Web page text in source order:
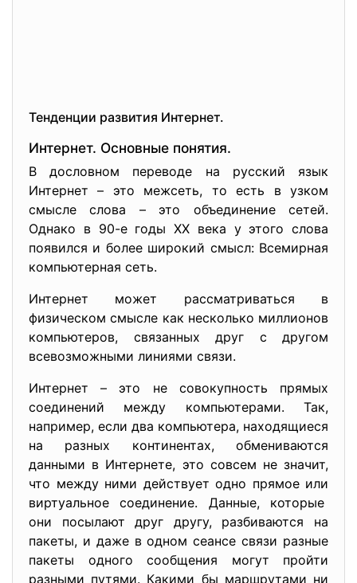
Тенденции развития Интернет.
Интернет. Основные понятия.
В дословном переводе на русский язык
Интернет – это межсеть, то есть в узком
смысле слова – это объединение сетей.
Однако в 90-е годы XX века у этого слова
появился и более широкий смысл: Всемирная
компьютерная сеть.
Интернет может рассматриваться в
физическом смысле как несколько миллионов
компьютеров, связанных друг с другом
всевозможными линиями связи.
Интернет – это не совокупность прямых
соединений между компьютерами. Так,
например, если два компьютера, находящиеся
на разных континентах, обмениваются
данными в Интернете, это совсем не значит,
что между ними действует одно прямое или
виртуальное соединение. Данные, которые
они посылают друг другу, разбиваются на
пакеты, и даже в одном сеансе связи разные
пакеты одного сообщения могут пройти
разными путями. Какими бы маршрутами ни